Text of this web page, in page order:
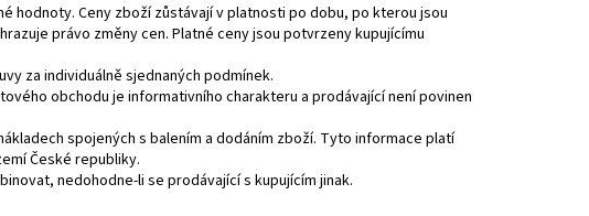
hodnoty. Ceny zboží zůstávají v platnosti po dobu, po kterou jsou
právo změny cen. Platné ceny jsou potvrzeny kupujícímu
za individuálně sjednaných podmínek.
obchodu je informativního charakteru a prodávající není povinen
spojených s balením a dodáním zboží. Tyto informace platí
České republiky.
nedohodne-li se prodávající s kupujícím jinak.